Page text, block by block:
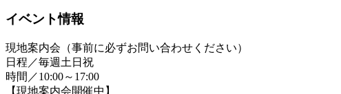
イベント情報
現地案内会（事前に必ずお問い合わせください）
日程／毎週土日祝
時間／10:00～17:00
【現地案内会開催中】